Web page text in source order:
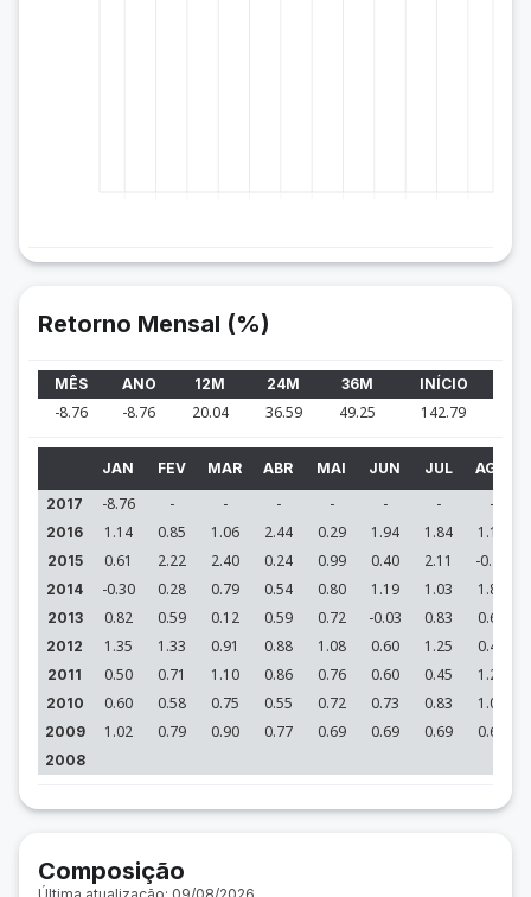
Retorno Mensal (%)
MÊS ANO 12M 24M 36M INÍCIO
-8.76 -8.76 20.04 36.59 49.25 142.79
JAN FEV MAR ABR MAI JUN JUL AGO
2017
-8.76 - - - - - - -
2016 1.14 0.85 1.06 2.44 0.29 1.94 1.84 1.13
2015 0.61 2.22 2.40 0.24 0.99 0.40 2.11 -0.24
2014 -0.30 0.28 0.79 0.54 0.80 1.19 1.03 1.84
2013 0.82 0.59 0.12 0.59 0.72 -0.03 0.83 0.66
2012 1.35 1.33 0.91 0.88 1.08 0.60 1.25 0.44
2011 0.50 0.71 1.10 0.86 0.76 0.60 0.45 1.20
2010 0.60 0.58 0.75 0.55 0.72 0.73 0.83 1.05
2009 1.02 0.79 0.90 0.77 0.69 0.69 0.69 0.63
2008
Composição